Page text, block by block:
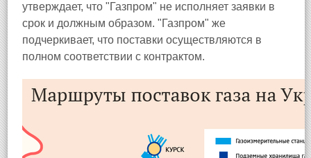
утверждает, что "Газпром" не исполняет заявки в
срок и должным образом. "Газпром" же
подчеркивает, что поставки осуществляются в
полном соответствии с контрактом.